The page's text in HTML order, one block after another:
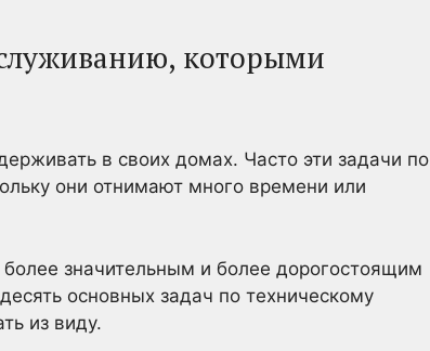
которыми
в своих домах. Часто эти задачи по
они отнимают много времени или
значительным и более дорогостоящим
основных задач по техническому
из виду.